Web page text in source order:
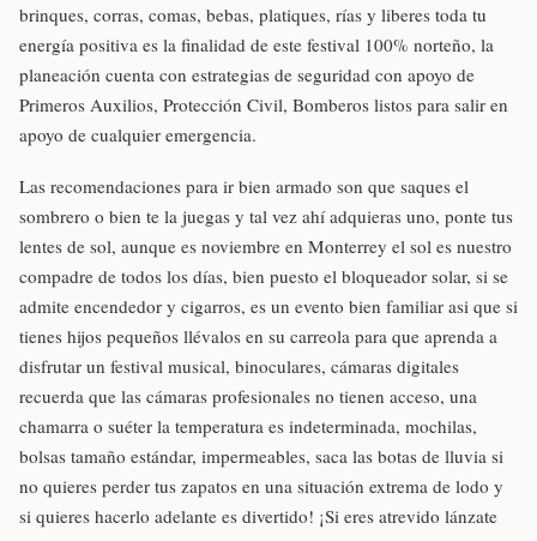
brinques, corras, comas, bebas, platiques, rías y liberes toda tu
energía positiva es la finalidad de este festival 100% norteño, la
planeación cuenta con estrategias de seguridad con apoyo de
Primeros Auxilios, Protección Civil, Bomberos listos para salir en
apoyo de cualquier emergencia.
Las recomendaciones para ir bien armado son que saques el
sombrero o bien te la juegas y tal vez ahí adquieras uno, ponte tus
lentes de sol, aunque es noviembre en Monterrey el sol es nuestro
compadre de todos los días, bien puesto el bloqueador solar, si se
admite encendedor y cigarros, es un evento bien familiar asi que si
tienes hijos pequeños llévalos en su carreola para que aprenda a
disfrutar un festival musical, binoculares, cámaras digitales
recuerda que las cámaras profesionales no tienen acceso, una
chamarra o suéter la temperatura es indeterminada, mochilas,
bolsas tamaño estándar, impermeables, saca las botas de lluvia si
no quieres perder tus zapatos en una situación extrema de lodo y
si quieres hacerlo adelante es divertido! ¡Si eres atrevido lánzate